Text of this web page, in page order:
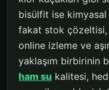
bisülfit ise kimyasal
fakat stok çözeltisi,
online izleme ve
yaklaşım birbirinin
ham su kalitesi,